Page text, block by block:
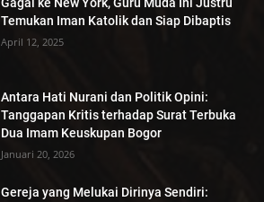
Temukan Iman Katolik dan Siap Dibaptis
April 12, 2025
Antara Hati Nurani dan Politik Opini:
Tanggapan Kritis terhadap Surat Terbuka
Dua Imam Keuskupan Bogor
Januari 20, 2026
Gereja yang Melukai Dirinya Sendiri: